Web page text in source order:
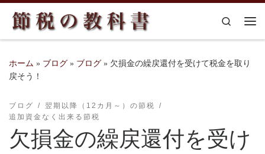
コンテンツへスキップ
Search
ホーム » ブログ » ブログ » 欠損金の繰戻還付を受けて税金を取り
戻そう！
ブログ
翌期以降（12カ月～）の節税
追加資金なく出来る節税
欠損金の繰戻還付を受け